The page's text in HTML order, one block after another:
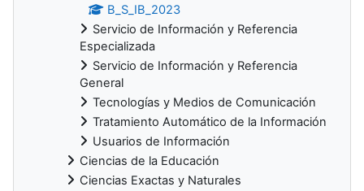
B_S_IB_2023
Servicio de Información y Referencia
Especializada
Servicio de Información y Referencia
General
Tecnologías y Medios de Comunicación
Tratamiento Automático de la Información
Usuarios de Información
Ciencias de la Educación
Ciencias Exactas y Naturales